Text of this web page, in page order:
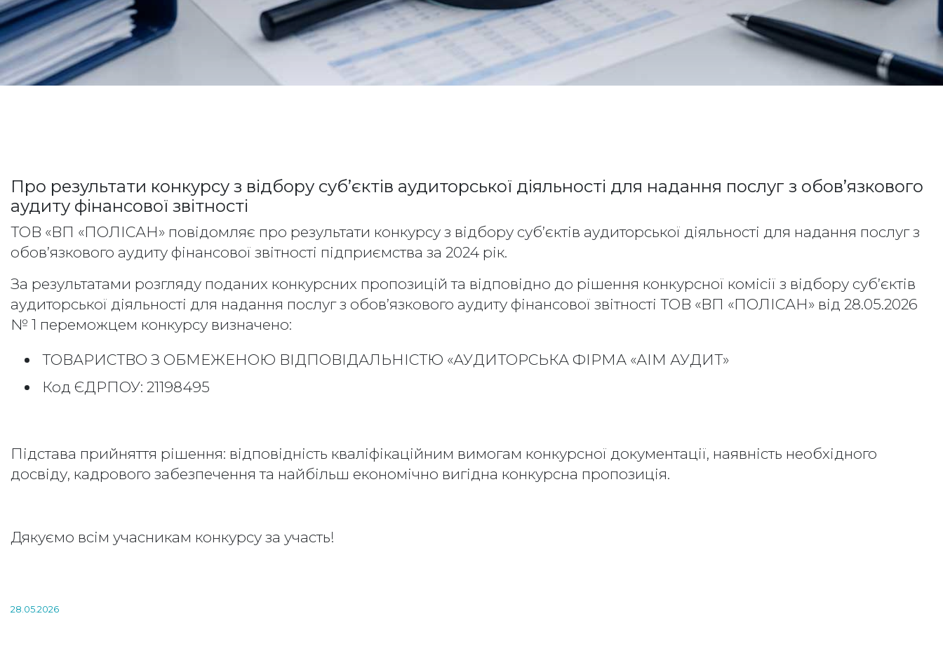
Про результати конкурсу з відбору суб’єктів аудиторської діяльності для надання послуг з обов’язкового
аудиту фінансової звітності
ТОВ «ВП «ПОЛІСАН» повідомляє про результати конкурсу з відбору суб’єктів аудиторської діяльності для надання послуг з
обов’язкового аудиту фінансової звітності підприємства за 2024 рік.
За результатами розгляду поданих конкурсних пропозицій та відповідно до рішення конкурсної комісії з відбору суб’єктів
аудиторської діяльності для надання послуг з обов’язкового аудиту фінансової звітності ТОВ «ВП «ПОЛІСАН» від 28.05.2026
№ 1 переможцем конкурсу визначено:
ТОВАРИСТВО З ОБМЕЖЕНОЮ ВІДПОВІДАЛЬНІСТЮ «АУДИТОРСЬКА ФІРМА «АІМ АУДИТ»
Код ЄДРПОУ: 21198495
Підстава прийняття рішення: відповідність кваліфікаційним вимогам конкурсної документації, наявність необхідного
досвіду, кадрового забезпечення та найбільш економічно вигідна конкурсна пропозиція.
Дякуємо всім учасникам конкурсу за участь!
28.05.2026